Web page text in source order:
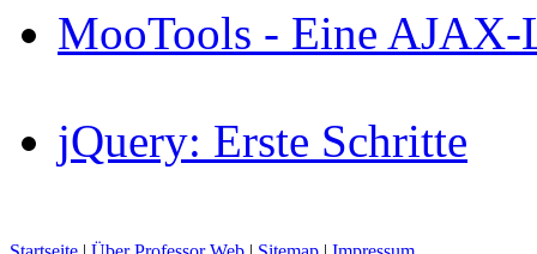
MooTools - Eine
jQuery: Erste Schritte